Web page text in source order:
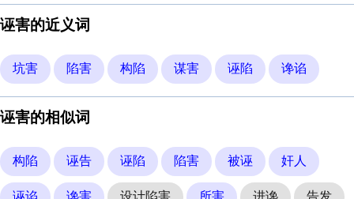
诬害的近义词
坑害 陷害 构陷 谋害 诬陷 谗谄
诬害的相似词
构陷 诬告 诬陷 陷害 被诬 奸人
诬谄 谗害 设计陷害 所害 进谗 告发